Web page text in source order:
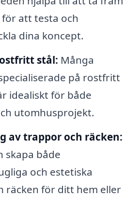
att testa och
dina koncept.
stål: Många
på rostfritt
idealiskt för både
utomhusprojekt.
av trappor och räcken:
skapa både
och estetiska
räcken för ditt hem eller